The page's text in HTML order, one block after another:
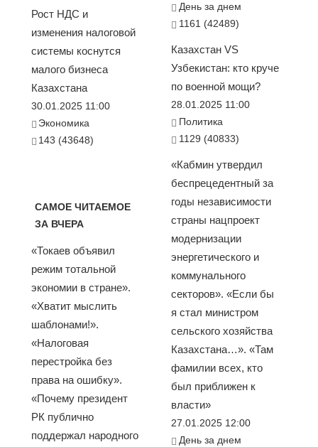
Рост НДС и
изменения налоговой
системы коснутся
малого бизнеса
Казахстана
30.01.2025 11:00
Экономика
143 (43648)
САМОЕ ЧИТАЕМОЕ
ЗА ВЧЕРА
«Токаев объявил
режим тотальной
экономии в стране».
«Хватит мыслить
шаблонами!».
«Налоговая
перестройка без
права на ошибку».
«Почему президент
РК публично
поддержал народного
День за днем
1161 (42489)
Казахстан VS
Узбекистан: кто круче
по военной мощи?
28.01.2025 11:00
Политика
1129 (40833)
«Кабмин утвердил
беспрецедентный за
годы независимости
страны нацпроект
модернизации
энергетического и
коммунального
секторов». «Если бы
я стал министром
сельского хозяйства
Казахстана…». «Там
фамилии всех, кто
был приближен к
власти»
27.01.2025 12:00
День за днем